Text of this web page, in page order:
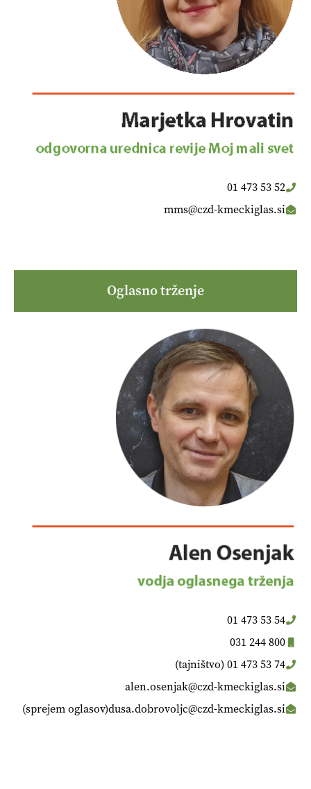
01 473 53 52
mms@czd-kmeckiglas.si
Oglasno trženje
01 473 53 54
031 244 800
(tajništvo) 01 473 53 74
alen.osenjak@czd-kmeckiglas.si
(sprejem oglasov)dusa.dobrovoljc@czd-kmeckiglas.si